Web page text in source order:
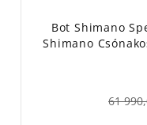
Bot Shimano
Shimano
61